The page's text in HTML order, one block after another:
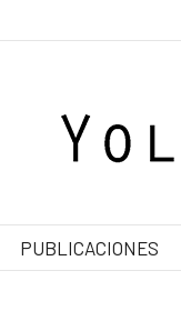
PUBLICACIONES